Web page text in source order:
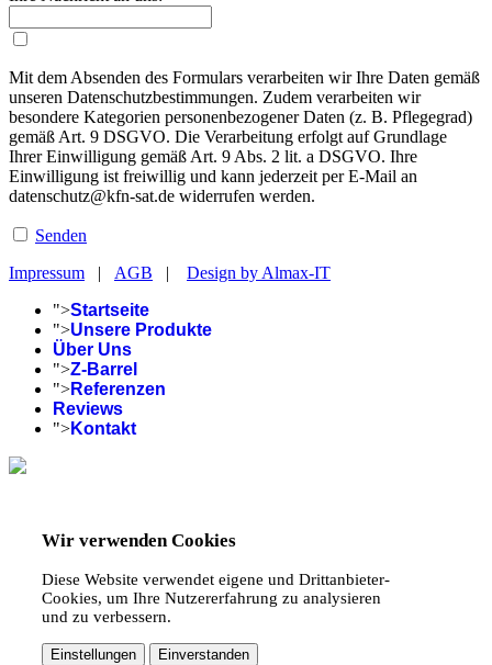
Mit dem Absenden des Formulars verarbeiten wir Ihre Daten gemäß
unseren Datenschutzbestimmungen. Zudem verarbeiten wir
besondere Kategorien personenbezogener Daten (z. B. Pflegegrad)
gemäß Art. 9 DSGVO. Die Verarbeitung erfolgt auf Grundlage
Ihrer Einwilligung gemäß Art. 9 Abs. 2 lit. a DSGVO. Ihre
Einwilligung ist freiwillig und kann jederzeit per E-Mail an
datenschutz@kfn-sat.de widerrufen werden.
Senden
Impressum | AGB | Design by Almax-IT
">Startseite
">Unsere Produkte
Über Uns
">Z-Barrel
">Referenzen
Reviews
">Kontakt
Wir verwenden Cookies
Diese Website verwendet eigene und Drittanbieter-
Cookies, um Ihre Nutzererfahrung zu analysieren
und zu verbessern.
Einstellungen Einverstanden